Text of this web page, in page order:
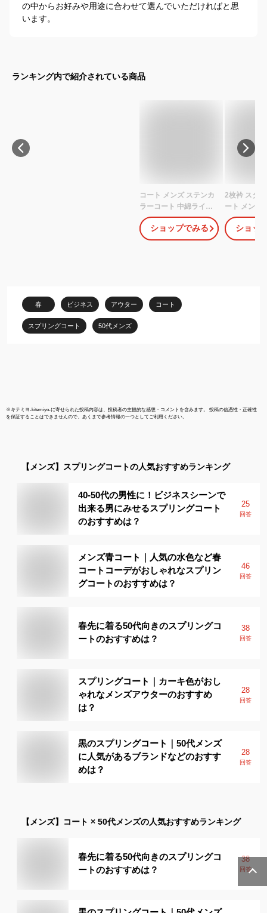
の中からお好みや用途に合わせて選んでいただければと思
います。
ランキング内で紹介されている商品
コート メンズ ステンカ
ラーコート 中綿ライナ
ー（取り外し可能） 綿
ライク 洗える ストレッ
チ 撥水加工 ビジネスコ
ショップでみる
2枚衿 スタ
ート メンズ
グライナー
コート スプ
ト ビジネス
ショッ
春 ビジネス アウター コート
スプリングコート 50代メンズ
※キテミヨ-kitemiyo-に寄せられた投稿内容は、投稿者の主観的な感想・コメントを含みます。 投稿の信憑性・正確性
を保証することはできませんので、あくまで参考情報の一つとしてご利用ください。
【メンズ】 スプリングコートの人気おすすめランキング
40-50代の男性に！ビジネスシーンで
出来る男にみせるスプリングコート
のおすすめは？
25
回答
メンズ青コート｜人気の水色など春
コートコーデがおしゃれなスプリン
グコートのおすすめは？
46
回答
春先に着る50代向きのスプリングコ
ートのおすすめは？
38
回答
スプリングコート｜カーキ色がおし
ゃれなメンズアウターのおすすめ
は？
28
回答
黒のスプリングコート｜50代メンズ
に人気があるブランドなどのおすす
めは？
28
回答
【メンズ】 コート × 50代メンズの人気おすすめランキング
春先に着る50代向きのスプリングコ
ートのおすすめは？
38
回答